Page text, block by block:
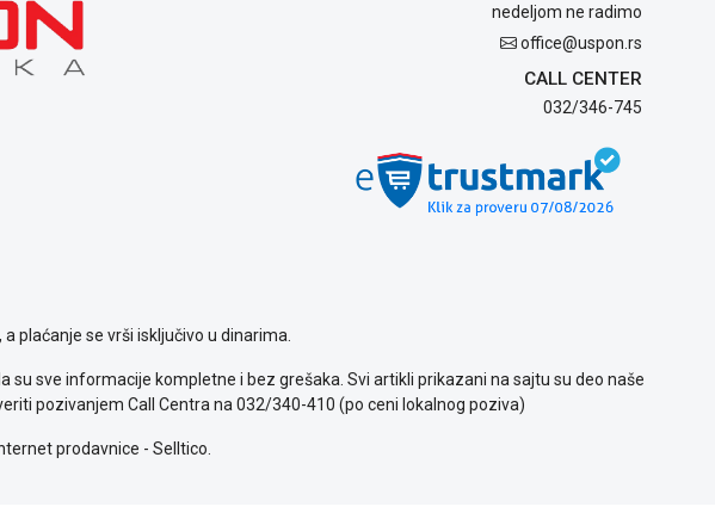
nedeljom ne radimo
office@uspon.rs
CALL CENTER
032/346-745
plaćanje se vrši isključivo u dinarima.
sve informacije kompletne i bez grešaka. Svi artikli prikazani na sajtu su deo naše
pozivanjem Call Centra na 032/340-410 (po ceni lokalnog poziva)
prodavnice - Selltico.